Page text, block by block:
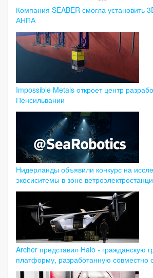
Компания SEABER смогла установить
АНПА
Impossible Metals откроет центр
Пенсильвании
Нидерланды объявили конкурс на
экосиситемы в зоне
Archer представил Halo - гражданскую
платформу, разработанную совместно